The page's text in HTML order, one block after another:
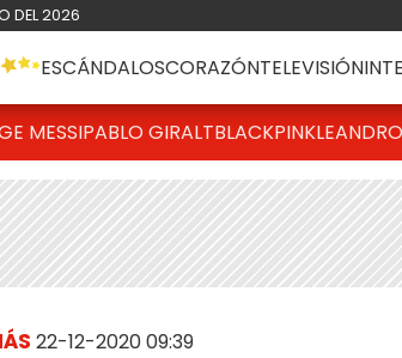
DEL 2026
ESCÁNDALOSCORAZÓNTELEVISIÓN
MESSIPABLO GIRALTBLACKPINK
22-12-2020 09:39